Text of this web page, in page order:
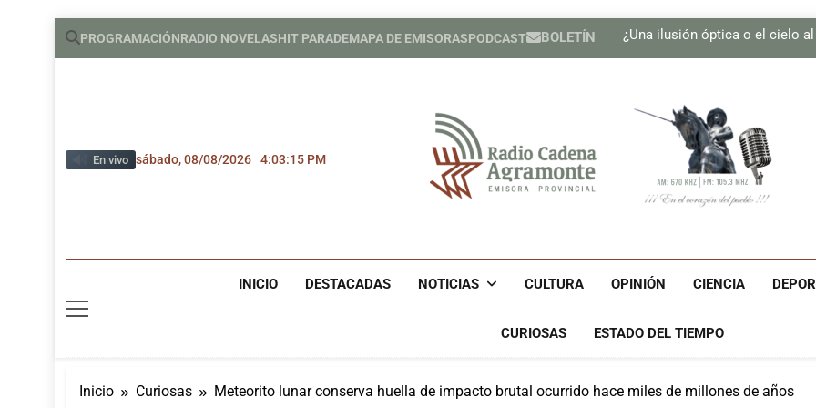
Saltar
PROGRAMACIÓNRADIO NOVELASHIT PARADEMAPA DE EMISORASPODCAST BOLETÍN
¿Una ilusión óptica o el cielo
Se adoptan medidas
¿Una ilusión óptica o el cielo
Se adoptan medidas
Realizan Expo Innovación
En vivo sábado, 08/08/2026 4:03:16 PM
Radio Cadena
INICIO DESTACADAS NOTICIAS CULTURA OPINIÓN CIENCIA
CURIOSAS ESTADO DEL TIEMPO
Inicio Curiosas Meteorito lunar conserva huella de impacto brutal ocurrido hace miles de millones de años